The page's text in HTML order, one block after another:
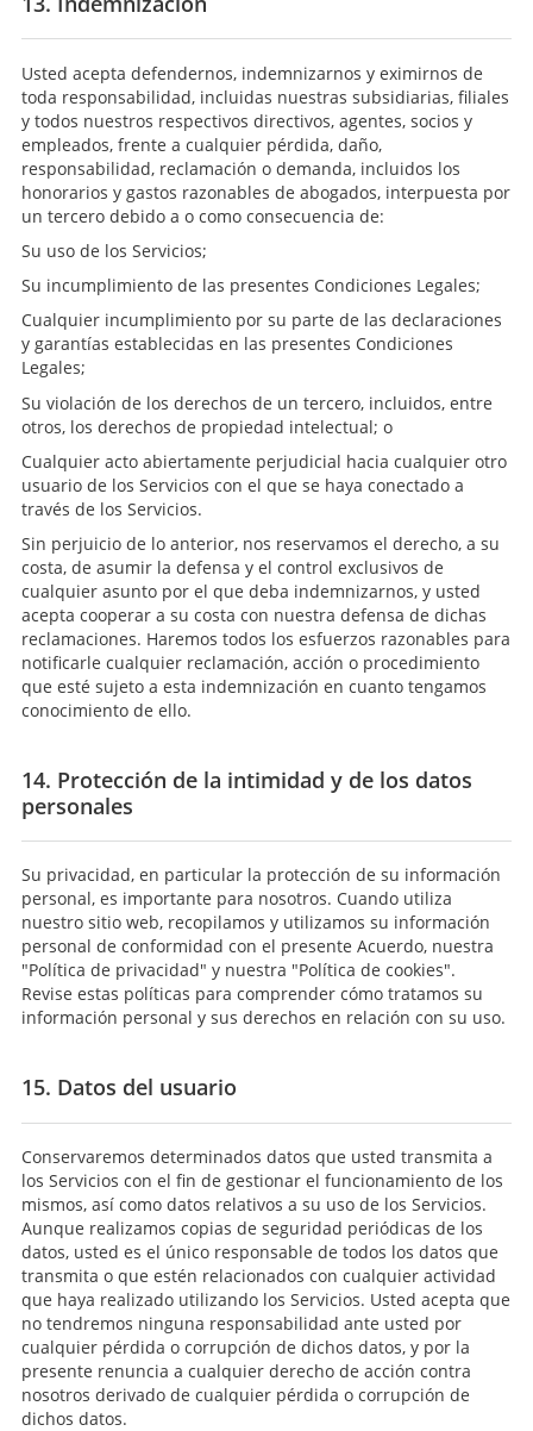
Usted acepta defendernos, indemnizarnos y eximirnos de
toda responsabilidad, incluidas nuestras subsidiarias, filiales
y todos nuestros respectivos directivos, agentes, socios y
empleados, frente a cualquier pérdida, daño,
responsabilidad, reclamación o demanda, incluidos los
honorarios y gastos razonables de abogados, interpuesta por
un tercero debido a o como consecuencia de:
Su uso de los Servicios;
Su incumplimiento de las presentes Condiciones Legales;
Cualquier incumplimiento por su parte de las declaraciones
y garantías establecidas en las presentes Condiciones
Legales;
Su violación de los derechos de un tercero, incluidos, entre
otros, los derechos de propiedad intelectual; o
Cualquier acto abiertamente perjudicial hacia cualquier otro
usuario de los Servicios con el que se haya conectado a
través de los Servicios.
Sin perjuicio de lo anterior, nos reservamos el derecho, a su
costa, de asumir la defensa y el control exclusivos de
cualquier asunto por el que deba indemnizarnos, y usted
acepta cooperar a su costa con nuestra defensa de dichas
reclamaciones. Haremos todos los esfuerzos razonables para
notificarle cualquier reclamación, acción o procedimiento
que esté sujeto a esta indemnización en cuanto tengamos
conocimiento de ello.
14. Protección de la intimidad y de los datos
personales
Su privacidad, en particular la protección de su información
personal, es importante para nosotros. Cuando utiliza
nuestro sitio web, recopilamos y utilizamos su información
personal de conformidad con el presente Acuerdo, nuestra
"Política de privacidad" y nuestra "Política de cookies".
Revise estas políticas para comprender cómo tratamos su
información personal y sus derechos en relación con su uso.
15. Datos del usuario
Conservaremos determinados datos que usted transmita a
los Servicios con el fin de gestionar el funcionamiento de los
mismos, así como datos relativos a su uso de los Servicios.
Aunque realizamos copias de seguridad periódicas de los
datos, usted es el único responsable de todos los datos que
transmita o que estén relacionados con cualquier actividad
que haya realizado utilizando los Servicios. Usted acepta que
no tendremos ninguna responsabilidad ante usted por
cualquier pérdida o corrupción de dichos datos, y por la
presente renuncia a cualquier derecho de acción contra
nosotros derivado de cualquier pérdida o corrupción de
dichos datos.